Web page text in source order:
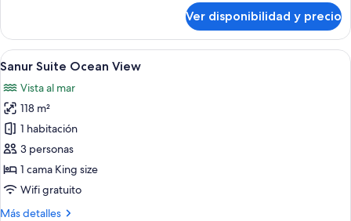
Suite
Ocean
View
Ver disponibilidad y precio
Ver
todas
las
fotos
de
Sanur
Suite
Ocean
Amplia habitación de hotel con una
5
Sanur Suite Ocean View
Vista al mar
118 m²
1 habitación
3 personas
1 cama King size
Wifi gratuito
Más detalles
Más